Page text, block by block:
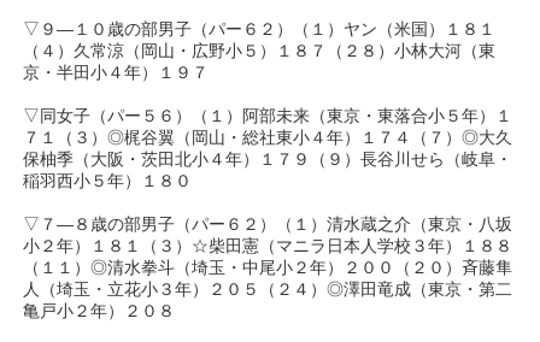
▽９―１０歳の部男子（パー６２）（１）ヤン（米国）１８１
（４）久常涼（岡山・広野小５）１８７（２８）小林大河（東
京・半田小４年）１９７
▽同女子（パー５６）（１）阿部未来（東京・東落合小５年）１
７１（３）◎梶谷翼（岡山・総社東小４年）１７４（７）◎大久
保柚季（大阪・茨田北小４年）１７９（９）長谷川せら（岐阜・
稲羽西小５年）１８０
▽７―８歳の部男子（パー６２）（１）清水蔵之介（東京・八坂
小２年）１８１（３）☆柴田憲（マニラ日本人学校３年）１８８
（１１）◎清水拳斗（埼玉・中尾小２年）２００（２０）斉藤隼
人（埼玉・立花小３年）２０５（２４）◎澤田竜成（東京・第二
亀戸小２年）２０８